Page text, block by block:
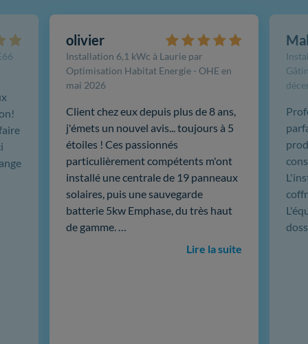
olivier
Installation 6,1 kWc à Laurie par
Optimisation Habitat Energie - OHE en
mai 2026
Client chez eux depuis plus de 8 ans,
j'émets un nouvel avis... toujours à 5
étoiles ! Ces passionnés
particulièrement compétents m'ont
installé une centrale de 19 panneaux
solaires, puis une sauvegarde
batterie 5kw Emphase, du très haut
de gamme. …
Lire la suite